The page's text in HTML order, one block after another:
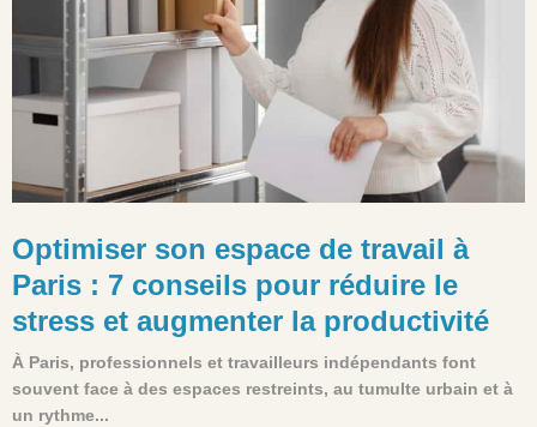
Optimiser son espace de travail à
Paris : 7 conseils pour réduire le
stress et augmenter la productivité
À Paris, professionnels et travailleurs indépendants font
souvent face à des espaces restreints, au tumulte urbain et à
un rythme...